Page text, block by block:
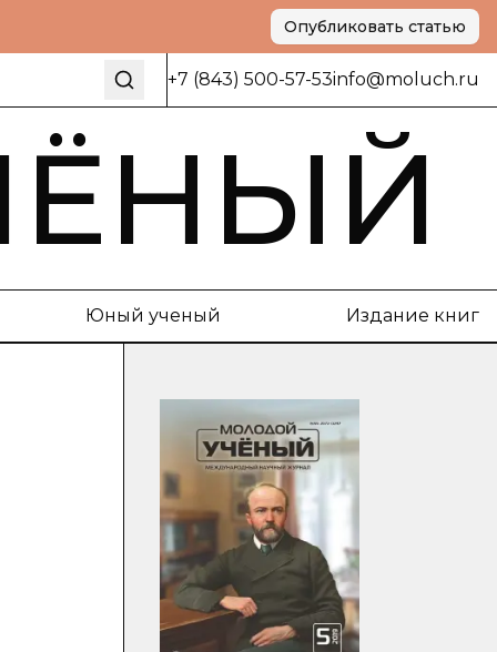
Опубликовать статью
+7 (843) 500-57-53info@moluch.ru
Юный ученый Издание книг